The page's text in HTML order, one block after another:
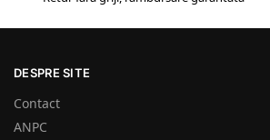
DESPRE SITE
Contact
ANPC